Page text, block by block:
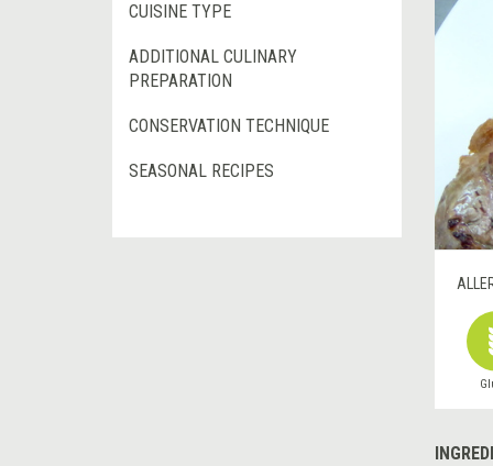
CUISINE TYPE
ADDITIONAL CULINARY
PREPARATION
CONSERVATION TECHNIQUE
SEASONAL RECIPES